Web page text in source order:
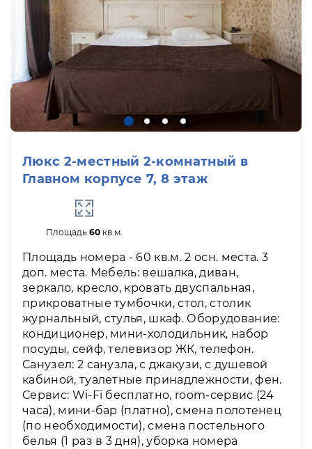
Люкс 2-местный 2-комнатный в
Главном корпусе 7, 8 этаж
Площадь 60кв.м.
Площадь номера - 60 кв.м. 2 осн. места. 3
доп. места. Мебель: вешалка, диван,
зеркало, кресло, кровать двуспальная,
прикроватные тумбочки, стол, столик
журнальный, стулья, шкаф. Оборудование:
кондиционер, мини-холодильник, набор
посуды, сейф, телевизор ЖК, телефон.
Санузел: 2 санузла, с джакузи, с душевой
кабиной, туалетные принадлежности, фен.
Сервис: Wi-Fi бесплатно, room-сервис (24
часа), мини-бар (платно), смена полотенец
(по необходимости), смена постельного
белья (1 раз в 3 дня), уборка номера